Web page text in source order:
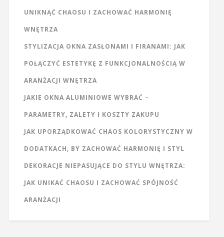
UNIKNĄĆ CHAOSU I ZACHOWAĆ HARMONIĘ
WNĘTRZA
STYLIZACJA OKNA ZASŁONAMI I FIRANAMI: JAK
POŁĄCZYĆ ESTETYKĘ Z FUNKCJONALNOŚCIĄ W
ARANŻACJI WNĘTRZA
JAKIE OKNA ALUMINIOWE WYBRAĆ –
PARAMETRY, ZALETY I KOSZTY ZAKUPU
JAK UPORZĄDKOWAĆ CHAOS KOLORYSTYCZNY W
DODATKACH, BY ZACHOWAĆ HARMONIĘ I STYL
DEKORACJE NIEPASUJĄCE DO STYLU WNĘTRZA:
JAK UNIKAĆ CHAOSU I ZACHOWAĆ SPÓJNOŚĆ
ARANŻACJI